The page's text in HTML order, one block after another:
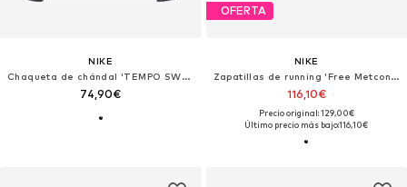
NIKE
Chaqueta de chándal 'TEMPO SWSH'
74,90€
OFERTA
NIKE
Zapatillas de running 'Free Metcon 7'
116,10€
Precio original: 129,00€
Último precio más bajo:116,10€